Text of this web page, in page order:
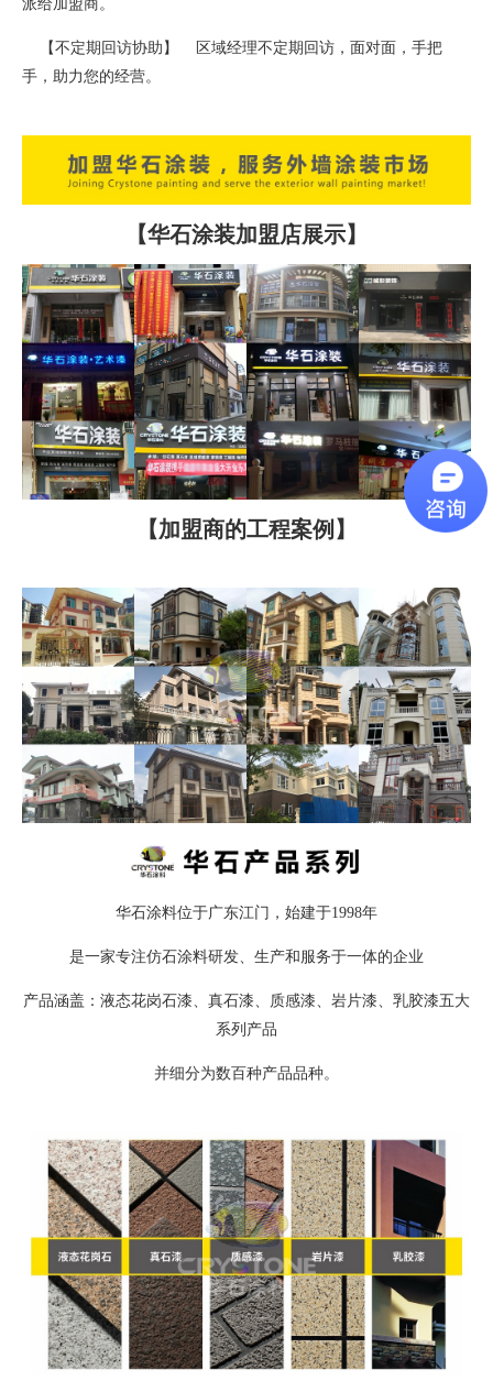
派给加盟商。
【不定期回访协助】 区域经理不定期回访，面对面，手把
手，助力您的经营。
【华石涂装加盟店展示】
【加盟商的工程案例】
华石涂料位于广东江门，始建于1998年
是一家专注仿石涂料研发、生产和服务于一体的企业
产品涵盖：液态花岗石漆、真石漆、质感漆、岩片漆、乳胶漆五大
系列产品
并细分为数百种产品品种。